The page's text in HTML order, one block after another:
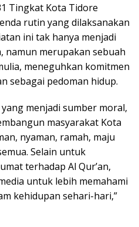
Tingkat Kota Tidore
rutin yang dilaksanakan
ini tak hanya menjadi
namun merupakan sebuah
meneguhkan komitmen
sebagai pedoman hidup.
menjadi sumber moral,
masyarakat Kota
nyaman, ramah, maju
Selain untuk
terhadap Al Qur’an,
untuk lebih memahami
kehidupan sehari-hari,”